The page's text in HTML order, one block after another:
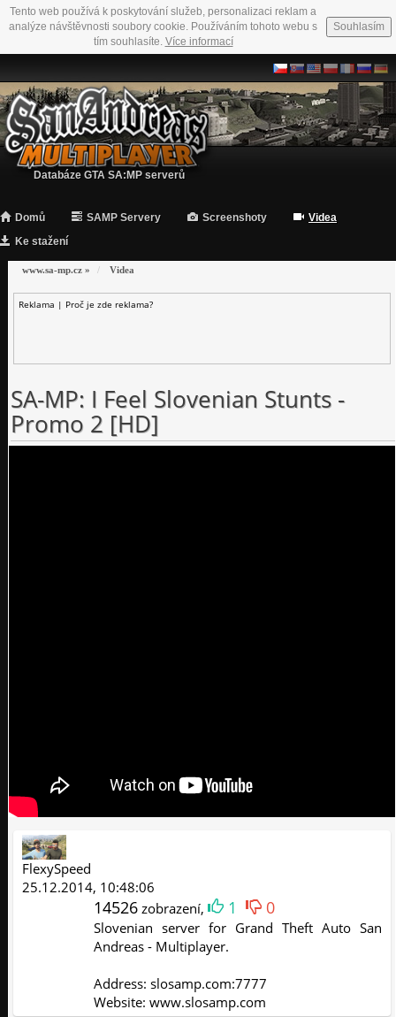
Tento web používá k poskytování služeb, personalizaci reklam a
analýze návštěvnosti soubory cookie. Používáním tohoto webu s
tím souhlasíte. Více informací
Souhlasím
Databáze GTA SA:MP serverů
Domů SAMP Servery Screenshoty
Videa
Ke stažení
www.sa-mp.cz » Videa
Reklama | Proč je zde reklama?
SA-MP: I Feel Slovenian Stunts -
Promo 2 [HD]
FlexySpeed
25.12.2014, 10:48:06
14526 zobrazení, 1 0
Slovenian server for Grand Theft Auto San
Andreas - Multiplayer.
Address: slosamp.com:7777
Website: www.slosamp.com